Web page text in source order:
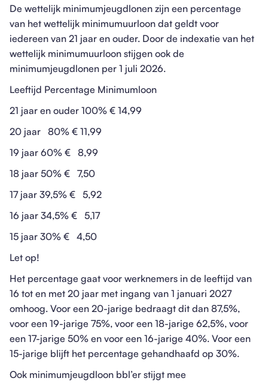
De wettelijk minimumjeugdlonen zijn een percentage
van het wettelijk minimumuurloon dat geldt voor
iedereen van 21 jaar en ouder. Door de indexatie van het
wettelijk minimumuurloon stijgen ook de
minimumjeugdlonen per 1 juli 2026.
Leeftijd Percentage Minimumloon
21 jaar en ouder 100% € 14,99
20 jaar 80% € 11,99
19 jaar 60% € 8,99
18 jaar 50% € 7,50
17 jaar 39,5% € 5,92
16 jaar 34,5% € 5,17
15 jaar 30% € 4,50
Let op!
Het percentage gaat voor werknemers in de leeftijd van
16 tot en met 20 jaar met ingang van 1 januari 2027
omhoog. Voor een 20-jarige bedraagt dit dan 87,5%,
voor een 19-jarige 75%, voor een 18-jarige 62,5%, voor
een 17-jarige 50% en voor een 16-jarige 40%. Voor een
15-jarige blijft het percentage gehandhaafd op 30%.
Ook minimumjeugdloon bbl’er stijgt mee